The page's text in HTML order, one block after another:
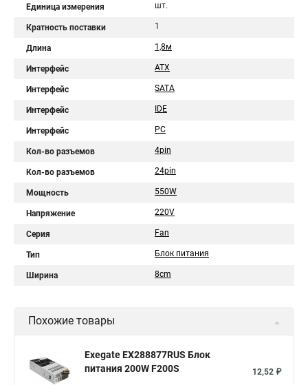
Единица измерения шт.
Кратность поставки 1
Длина 1,8м
Интерфейс ATX
Интерфейс SATA
Интерфейс IDE
Интерфейс PC
Кол-во разъемов 4pin
Кол-во разъемов 24pin
Мощность 550W
Напряжение 220V
Серия Fan
Тип Блок питания
Ширина 8cm
Похожие товары
Exegate EX288877RUS Блок
питания 200W F200S
12,52 ₽